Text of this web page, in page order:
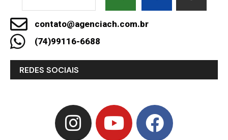
contato@agenciach.com.br
(74)99116-6688
REDES SOCIAIS